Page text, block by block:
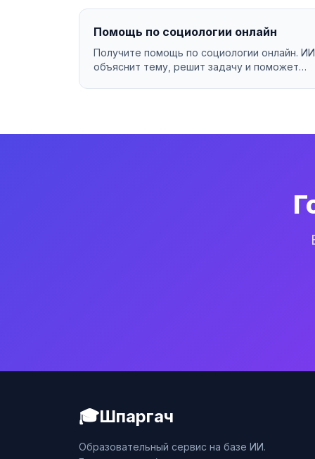
Помощь по социологии онлайн
Получите помощь по социологии онлайн. ИИ
объяснит тему, решит задачу и поможет
🎓Шпаргач
Образовательный сервис на базе ИИ.